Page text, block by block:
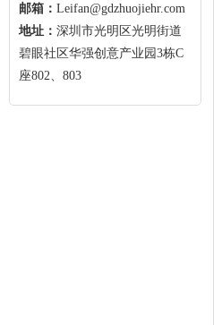
邮箱： Leifan@gdzhuojiehr.com
地址： 深圳市光明区光明街道
碧眼社区华强创意产业园3栋C
座802、803